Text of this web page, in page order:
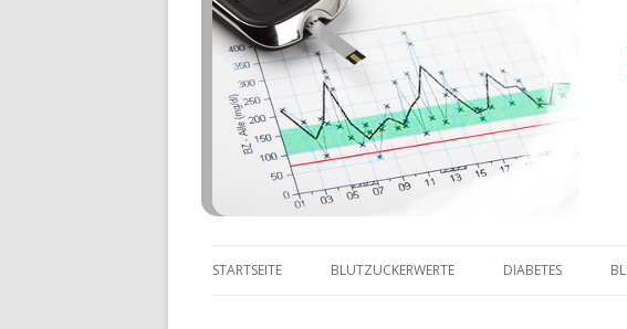
STARTSEITE BLUTZUCKERWERTE DIABETES